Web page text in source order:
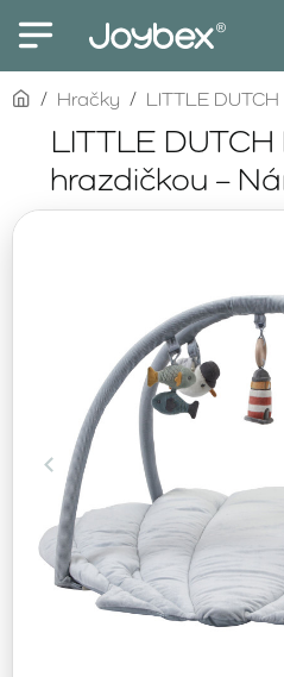
LITTLE
hrazdičkou –
homeHračky LITTLE DUTCH